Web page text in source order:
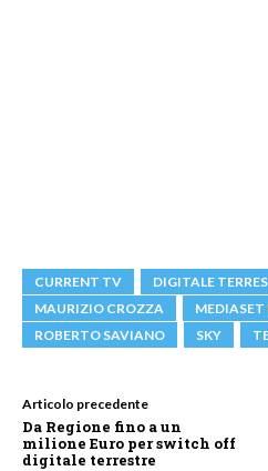
CURRENT TV DIGITALE
MAURIZIO CROZZA
ROBERTO SAVIANO
SKY
Articolo precedente
Da Regione fino a un
milione Euro per switch off
digitale terrestre